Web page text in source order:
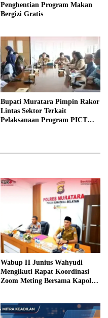
Penghentian Program Makan
Bergizi Gratis
Bupati Muratara Pimpin Rakor
Lintas Sektor Terkait
Pelaksanaan Program PICT
Wabup H Junius Wahyudi
Mengikuti Rapat Koordinasi
Zoom Meting Bersama Kapolres